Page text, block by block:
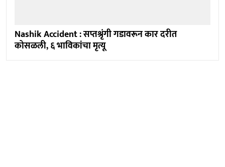
Nashik Accident : सप्तश्रृंगी गडावरून कार दरीत
कोसळली, ६ भाविकांचा मृत्यू